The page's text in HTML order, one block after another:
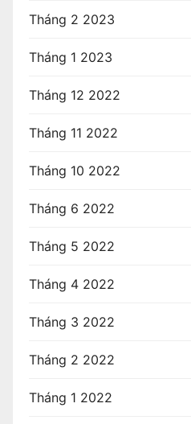
Tháng 2 2023
Tháng 1 2023
Tháng 12 2022
Tháng 11 2022
Tháng 10 2022
Tháng 6 2022
Tháng 5 2022
Tháng 4 2022
Tháng 3 2022
Tháng 2 2022
Tháng 1 2022